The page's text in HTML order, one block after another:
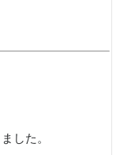
した。